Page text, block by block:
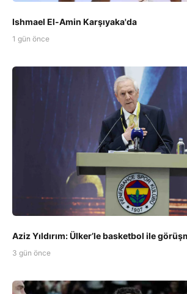
Ishmael El-Amin Karşıyaka'da
1 gün önce
Aziz Yıldırım: Ülker’le basketbol ile
3 gün önce